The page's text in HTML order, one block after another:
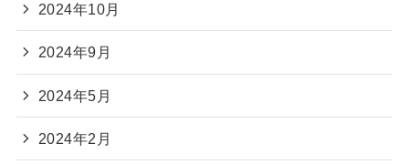
2024年10月
2024年9月
2024年5月
2024年2月